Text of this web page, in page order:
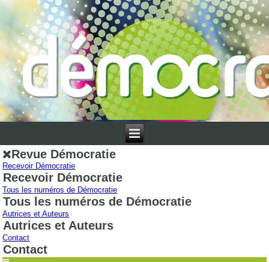
Revue Démocratie
Recevoir Démocratie
Recevoir Démocratie
Tous les numéros de Démocratie
Tous les numéros de Démocratie
Autrices et Auteurs
Autrices et Auteurs
Contact
Contact